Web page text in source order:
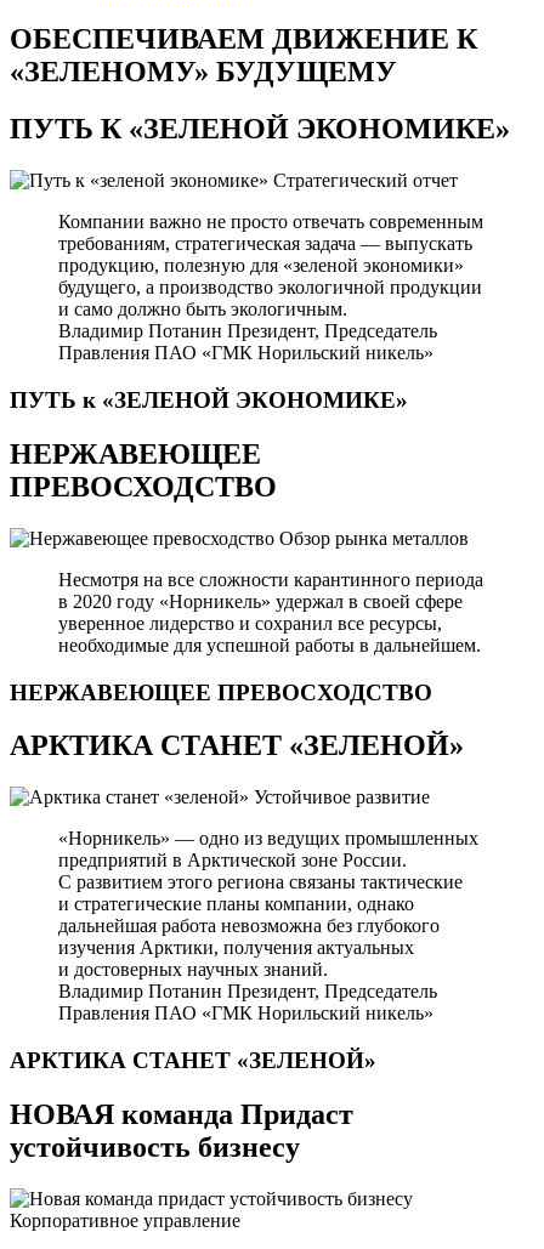
ОБЕСПЕЧИВАЕМ ДВИЖЕНИЕ К
«ЗЕЛЕНОМУ» БУДУЩЕМУ
ПУТЬ К«ЗЕЛЕНОЙ ЭКОНОМИКЕ»
Стратегический отчет
Компании важно не просто отвечать современным
требованиям, стратегическая задача — выпускать
продукцию, полезную для «зеленой экономики»
будущего, а производство экологичной продукции
и само должно быть экологичным.
Владимир Потанин Президент, Председатель
Правления ПАО «ГМК Норильский никель»
ПУТЬ к «ЗЕЛЕНОЙ ЭКОНОМИКЕ»
НЕРЖАВЕЮЩЕЕ
ПРЕВОСХОДСТВО
Обзор рынка металлов
Несмотря на все сложности карантинного периода
в 2020 году «Норникель» удержал в своей сфере
уверенное лидерство и сохранил все ресурсы,
необходимые для успешной работы в дальнейшем.
НЕРЖАВЕЮЩЕЕ ПРЕВОСХОДСТВО
АРКТИКА СТАНЕТ «ЗЕЛЕНОЙ»
Устойчивое развитие
«Норникель» — одно из ведущих промышленных
предприятий в Арктической зоне России.
С развитием этого региона связаны тактические
и стратегические планы компании, однако
дальнейшая работа невозможна без глубокого
изучения Арктики, получения актуальных
и достоверных научных знаний.
Владимир Потанин Президент, Председатель
Правления ПАО «ГМК Норильский никель»
АРКТИКА СТАНЕТ «ЗЕЛЕНОЙ»
НОВАЯ команда Придаст
устойчивость бизнесу
Корпоративное управление